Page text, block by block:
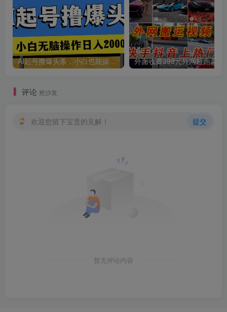
AI起号撸爆头条，小白也能操作，日入2000+
评论 抢沙发
欢迎您留下宝贵的见解！ 提交
暂无评论内容